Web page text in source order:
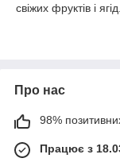
свіжих фруктів і
соусів. Надайте
Про нас
98%
Працює з